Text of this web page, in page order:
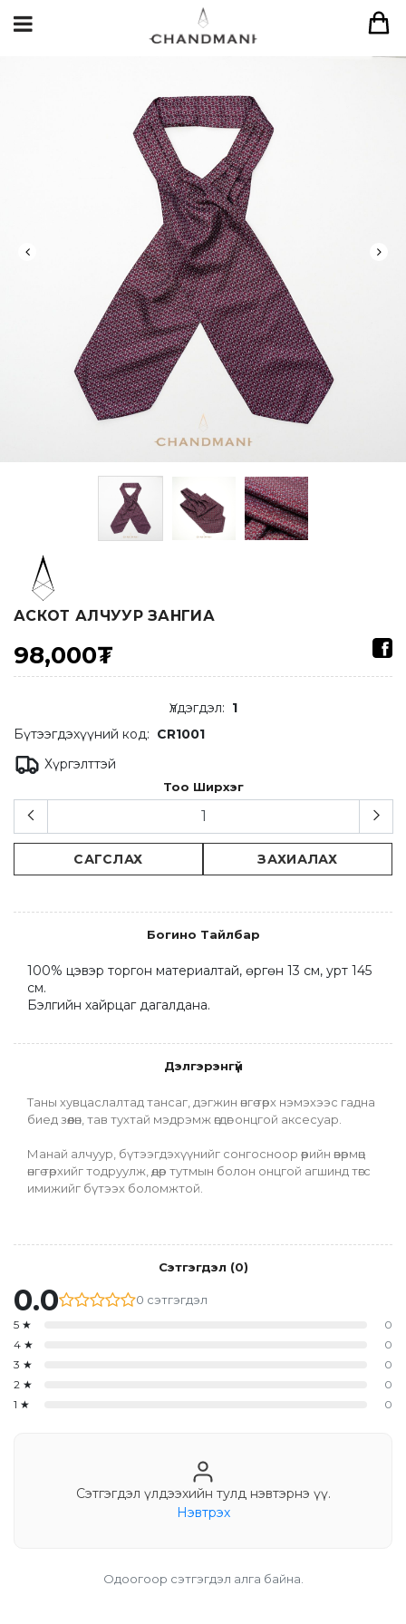
АСКОТ АЛЧУУР ЗАНГИА
98,000₮
Үлдэгдэл: 1
Бүтээгдэхүүний код: CR1001
Хүргэлттэй
Тоо Ширхэг
САГСЛАХ ЗАХИАЛАХ
Богино Тайлбар
100% цэвэр торгон материалтай, өргөн 13 см, урт 145
см.
Бэлгийн хайрцаг дагалдана.
Дэлгэрэнгүй
Таны хувцаслалтад тансаг, дэгжин өнгө төрх нэмэхээс гадна
биед зөөлөн, тав тухтай мэдрэмж өгдөг онцгой аксесуар.
Манай алчуур, бүтээгдэхүүнийг сонгосноор өөрийн өвөрмөц
өнгө төрхийг тодруулж, өдөр тутмын болон онцгой агшинд төгс
имижийг бүтээх боломжтой.
Сэтгэгдэл (0)
0.0 0 сэтгэгдэл
5 ★
0
4 ★
0
3 ★
0
2 ★
0
1 ★ 0
Сэтгэгдэл үлдээхийн тулд нэвтэрнэ үү.
Нэвтрэх
Одоогоор сэтгэгдэл алга байна.